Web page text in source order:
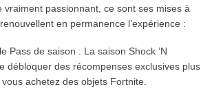
vraiment passionnant, ce sont ses mises à
en permanence l’expérience :
Pass de saison : La saison Shock ’N
débloquer des récompenses exclusives plus
achetez des objets Fortnite.